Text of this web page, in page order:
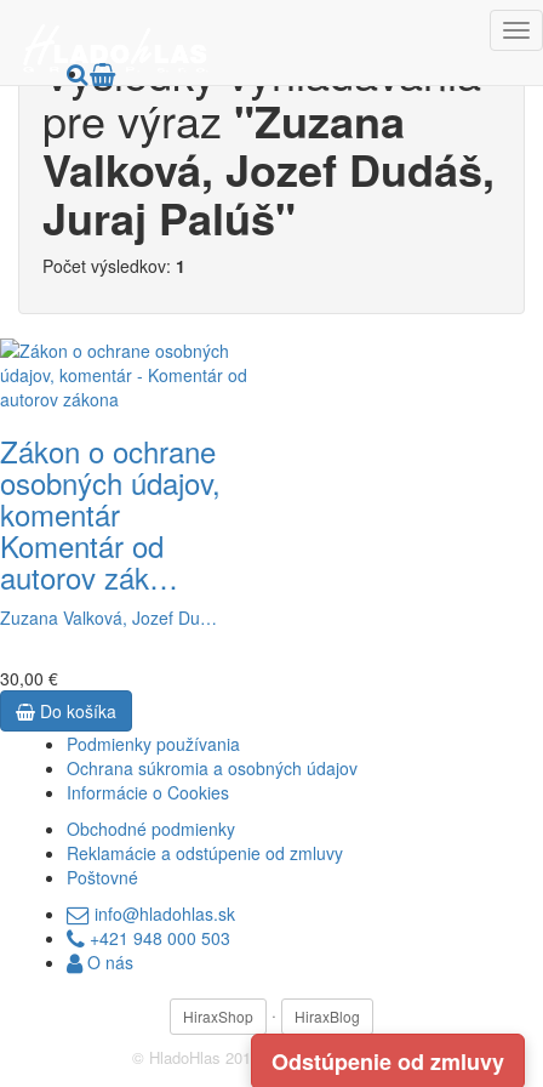
Odstúpenie od zmluvy
Výsledky vyhľadávania
pre výraz "Zuzana
Valková, Jozef Dudáš,
Juraj Palúš"
Počet výsledkov: 1
Zákon o ochrane
osobných údajov,
komentár
Komentár od
autorov zák…
Zuzana Valková, Jozef Du…
30,00 €
Do košíka
Podmienky používania
Ochrana súkromia a osobných údajov
Informácie o Cookies
Obchodné podmienky
Reklamácie a odstúpenie od zmluvy
Poštovné
info@hladohlas.sk
+421 948 000 503
O nás
HiraxShop · HiraxBlog
© HladoHlas 2019 ·Developed byTvorivec